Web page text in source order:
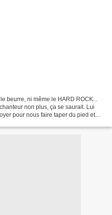
beurre, ni même le HARD ROCK...
non plus, ça se saurait. Lui
pour nous faire taper du pied et